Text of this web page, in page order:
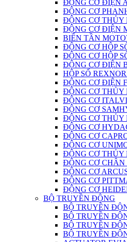
ĐỘNG CƠ ĐIỆN
ĐỘNG CƠ
ĐỘNG CƠ THỦY
ĐỘNG CƠ ĐIỆN
BIẾN TẦN
ĐỘNG CƠ HỘP
ĐỘNG CƠ HỘP
ĐỘNG CƠ ĐIỆN
HỘP SỐ
ĐỘNG CƠ ĐIỆN
ĐỘNG CƠ THỦY
ĐỘNG CƠ
ĐỘNG CƠ
ĐỘNG CƠ THỦY
ĐỘNG CƠ
ĐỘNG CƠ
ĐỘNG CƠ
ĐỘNG CƠ THỦY
ĐỘNG CƠ
ĐỘNG CƠ
ĐỘNG CƠ
ĐỘNG CƠ
BỘ TRUYỀN ĐỘNG
BỘ TRUYỀN
BỘ TRUYỀN
BỘ TRUYỀN
BỘ TRUYỀN